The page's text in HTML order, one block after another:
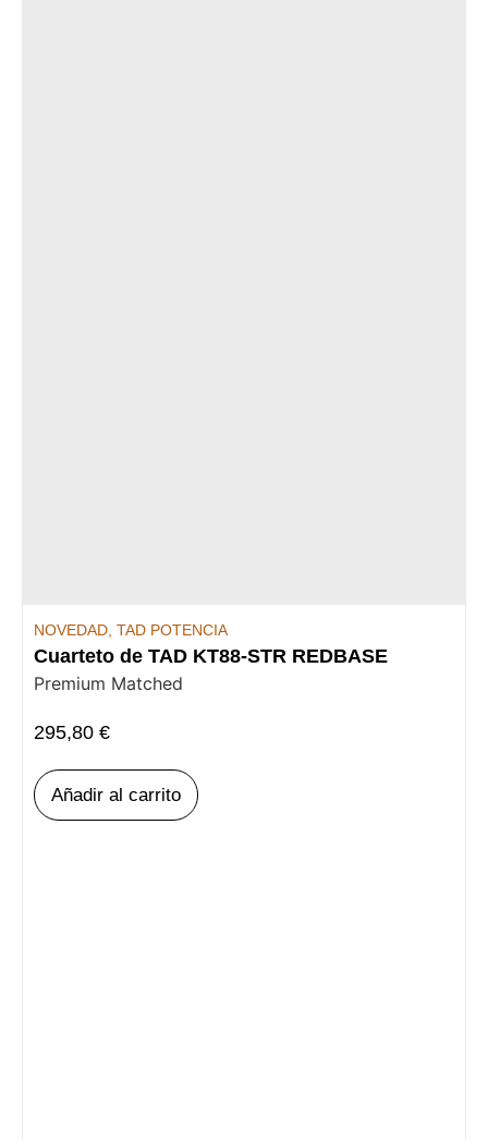
NOVEDAD TAD POTENCIA
Cuarteto de TAD KT88-STR REDBASE
Premium Matched
295,80 €
Añadir al carrito